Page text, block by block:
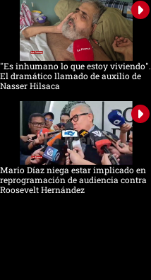
"Es inhumano lo que estoy viviendo".
El dramático llamado de auxilio de
Nasser Hilsaca
Mario Díaz niega estar implicado en
reprogramación de audiencia contra
Roosevelt Hernández